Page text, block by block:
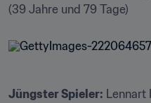
(39 Jahre und 79 Tage)
Jüngster Spieler: Lennart